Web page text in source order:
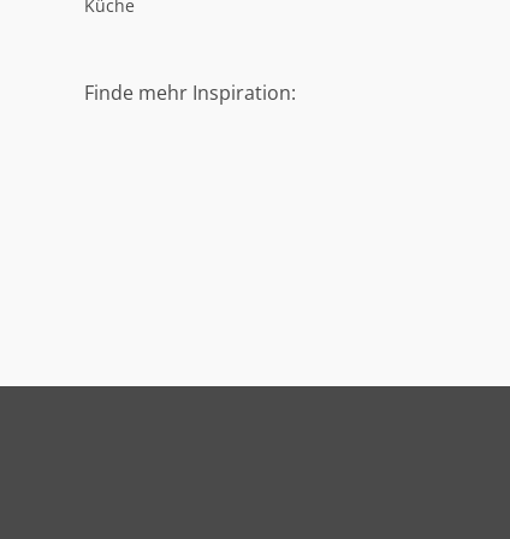
Küche
Finde mehr Inspiration: